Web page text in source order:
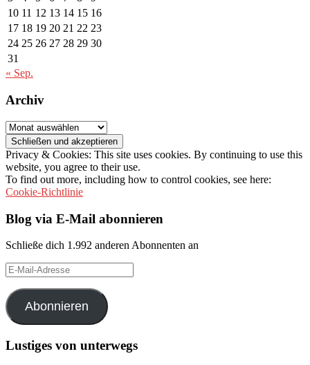
10 11 12 13 14 15 16
17 18 19 20 21 22 23
24 25 26 27 28 29 30
31
« Sep.
Archiv
Archiv
Privacy & Cookies: This site uses cookies. By continuing to use this
website, you agree to their use.
To find out more, including how to control cookies, see here:
Cookie-Richtlinie
Blog via E-Mail abonnieren
Schließe dich 1.992 anderen Abonnenten an
E-
Mail-
Adresse
Abonnieren
Lustiges von unterwegs